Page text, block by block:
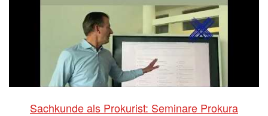
Sachkunde als Prokurist: Seminare Prokura